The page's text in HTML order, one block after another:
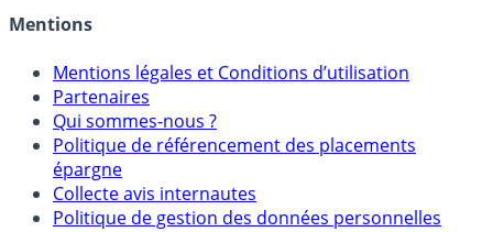
Mentions légales et Conditions d’utilisation
Partenaires
Qui sommes-nous ?
Politique de référencement des placements
épargne
Collecte avis internautes